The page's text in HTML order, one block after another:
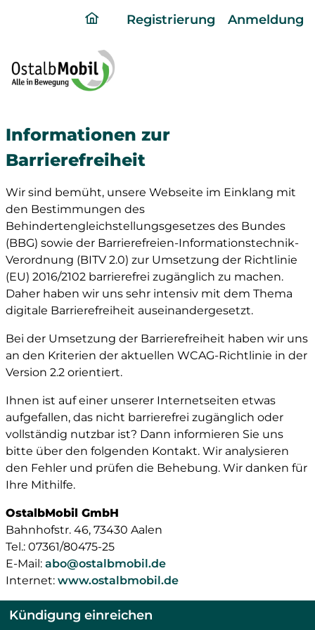
ding
page
Registrierung Anmeldung
Informationen zur
Barrierefreiheit
Wir sind bemüht, unsere Webseite im Einklang mit
den Bestimmungen des
Behindertengleichstellungsgesetzes des Bundes
(BBG) sowie der Barrierefreien-Informationstechnik-
Verordnung (BITV 2.0) zur Umsetzung der Richtlinie
(EU) 2016/2102 barrierefrei zugänglich zu machen.
Daher haben wir uns sehr intensiv mit dem Thema
digitale Barrierefreiheit auseinandergesetzt.
Bei der Umsetzung der Barrierefreiheit haben wir uns
an den Kriterien der aktuellen WCAG-Richtlinie in der
Version 2.2 orientiert.
Ihnen ist auf einer unserer Internetseiten etwas
aufgefallen, das nicht barrierefrei zugänglich oder
vollständig nutzbar ist? Dann informieren Sie uns
bitte über den folgenden Kontakt. Wir analysieren
den Fehler und prüfen die Behebung. Wir danken für
Ihre Mithilfe.
OstalbMobil GmbH
Bahnhofstr. 46, 73430 Aalen
Tel.: 07361/80475-25
E-Mail: abo@ostalbmobil.de
Internet: www.ostalbmobil.de
Kündigung einreichen